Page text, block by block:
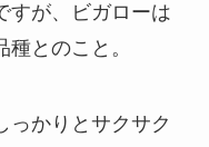
すが、ビガローは
とのこと。
っかりとサクサク